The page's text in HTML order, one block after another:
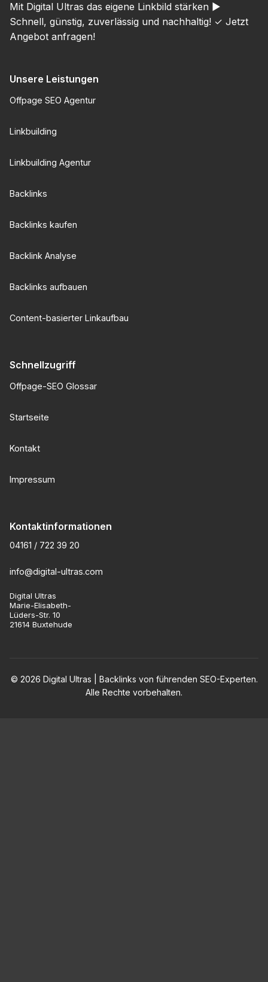
Mit Digital Ultras das eigene Linkbild stärken ►
Schnell, günstig, zuverlässig und nachhaltig! ✓ Jetzt
Angebot anfragen!
Unsere Leistungen
Offpage SEO Agentur
Linkbuilding
Linkbuilding Agentur
Backlinks
Backlinks kaufen
Backlink Analyse
Backlinks aufbauen
Content-basierter Linkaufbau
Schnellzugriff
Offpage-SEO Glossar
Startseite
Kontakt
Impressum
Kontaktinformationen
04161 / 722 39 20
info@digital-ultras.com
Digital Ultras
Marie-Elisabeth-
Lüders-Str. 10
21614 Buxtehude
© 2026 Digital Ultras | Backlinks von führenden SEO-Experten.
Alle Rechte vorbehalten.